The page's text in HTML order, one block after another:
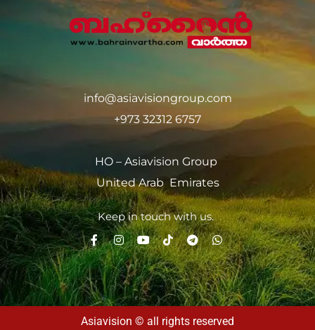
info@asiavisiongroup.com
+973 32312 6757
HO – Asiavision Group
United Arab Emirates
Keep in touch with us.
Asiavision © all rights reserved